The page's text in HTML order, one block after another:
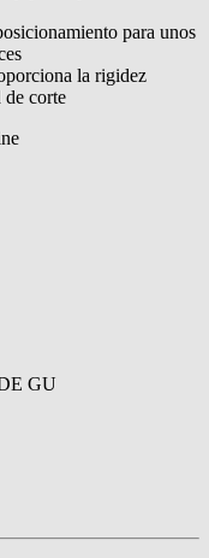
para unos
la rigidez
de corte